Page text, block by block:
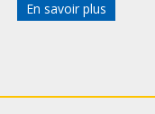
En savoir plus